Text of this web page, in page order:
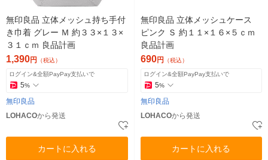
無印良品 立体メッシュ持ち手付
き巾着 グレー Ｍ 約３３×１３×
３１ｃｍ 良品計画
1,390円 （税込）
ログイン&全額PayPay支払いで
5%
無印良品
LOHACOから発送
カートに入れる
無印良品 立体メッシュケース
ピンク Ｓ 約１１×１６×５ｃｍ
良品計画
690円 （税込）
ログイン&全額PayPay支払いで
5%
無印良品
LOHACOから発送
カートに入れる